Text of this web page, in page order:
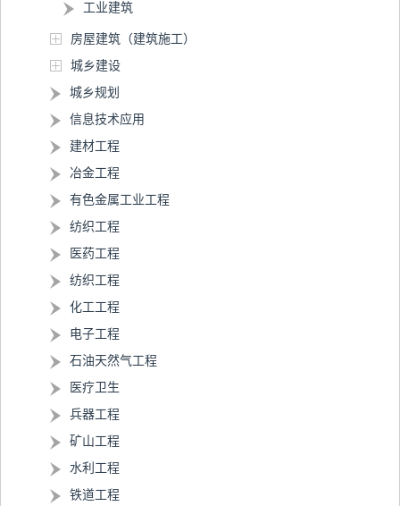
工业建筑
房屋建筑（建筑施工）
城乡建设
城乡规划
信息技术应用
建材工程
冶金工程
有色金属工业工程
纺织工程
医药工程
纺织工程
化工工程
电子工程
石油天然气工程
医疗卫生
兵器工程
矿山工程
水利工程
铁道工程